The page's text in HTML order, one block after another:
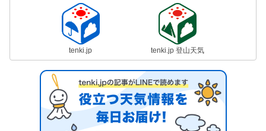
tenki.jp tenki.jp 登山天気